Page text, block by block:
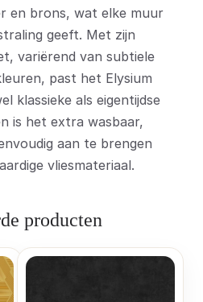
en brons, wat elke muur
geeft. Met zijn
variërend van subtiele
past het Elysium
klassieke als eigentijdse
is het extra wasbaar,
aan te brengen
vliesmateriaal.
producten